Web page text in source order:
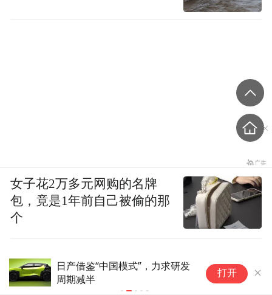
华人健康：全资子公司琥珀酸亚铁片药品
注册申请获受理
*ST发展：
资协议》
打开
女子花2万多元网购的名牌
包，竟是1年前自己被偷的那
个